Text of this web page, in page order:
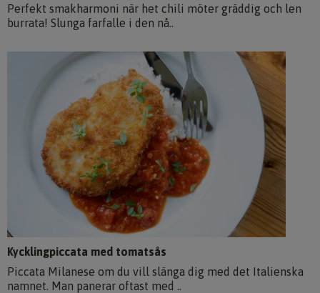
Perfekt smakharmoni när het chili möter gräddig och len
burrata! Slunga farfalle i den nå..
Kycklingpiccata med tomatsås
Piccata Milanese om du vill slänga dig med det Italienska
namnet. Man panerar oftast med ..